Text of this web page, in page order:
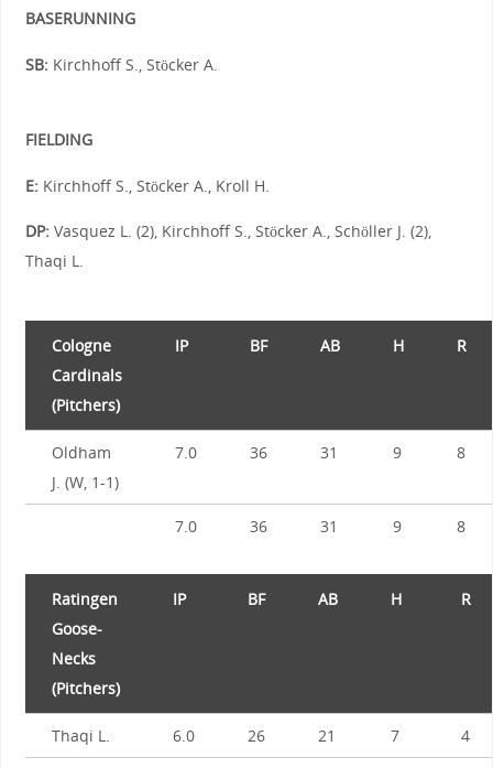
BASERUNNING
SB:Kirchhoff S., Stöcker A.
FIELDING
E:Kirchhoff S., Stöcker A., Kroll H.
DP:Vasquez L. (2), Kirchhoff S., Stöcker A., Schöller J. (2),
Thaqi L.
Cologne
Cardinals
(Pitchers)
IP BF AB H R
Oldham
J. (W, 1-1)
7.0 36 31 9 8
7.0 36 31 9 8
Ratingen
Goose-
Necks
(Pitchers)
IP BF AB H R
Thaqi L. 6.0 26 21 7 4